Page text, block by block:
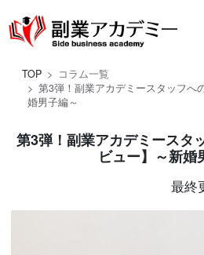
TOP
コラム一覧
第3弾！副業アカデミースタッフへ
婚男子編～
第3弾！副業アカデミースタ
ビュー】～新婚
最終